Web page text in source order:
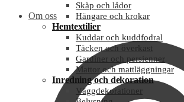
Om oss
Skåp och lådor
Hängare och krokar
Hemtextilier
Kuddar och kuddfodral
Täcken och överkast
Gardiner och persienner
Mattor och mattläggningar
Inredning och dekoration
Väggdekorationer